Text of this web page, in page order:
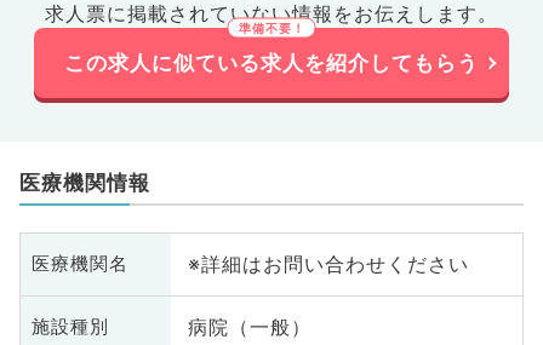
求人票に掲載されていない情報をお伝えします。
この求人に似ている求人を紹介してもらう
医療機関情報
医療機関名 ※詳細はお問い合わせください
施設種別 病院（一般）